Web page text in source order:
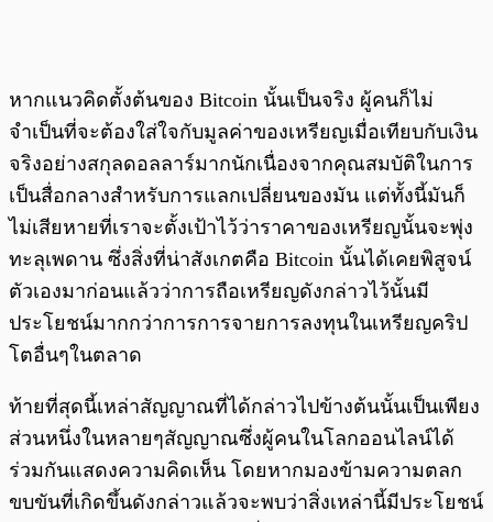
หากแนวคิดตั้งต้นของ Bitcoin นั้นเป็นจริง ผู้คนก็ไม่
จำเป็นที่จะต้องใส่ใจกับมูลค่าของเหรียญเมื่อเทียบกับเงิน
จริงอย่างสกุลดอลลาร์มากนักเนื่องจากคุณสมบัติในการ
เป็นสื่อกลางสำหรับการแลกเปลี่ยนของมัน แต่ทั้งนี้มันก็
ไม่เสียหายที่เราจะตั้งเป้าไว้ว่าราคาของเหรียญนั้นจะพุ่ง
ทะลุเพดาน ซึ่งสิ่งที่น่าสังเกตคือ Bitcoin นั้นได้เคยพิสูจน์
ตัวเองมาก่อนแล้วว่าการถือเหรียญดังกล่าวไว้นั้นมี
ประโยชน์มากกว่าการการจายการลงทุนในเหรียญคริป
โตอื่นๆในตลาด
ท้ายที่สุดนี้เหล่าสัญญาณที่ได้กล่าวไปข้างต้นนั้นเป็นเพียง
ส่วนหนึ่งในหลายๆสัญญาณซึ่งผู้คนในโลกออนไลน์ได้
ร่วมกันแสดงความคิดเห็น โดยหากมองข้ามความตลก
ขบขันที่เกิดขึ้นดังกล่าวแล้วจะพบว่าสิ่งเหล่านี้มีประโยชน์